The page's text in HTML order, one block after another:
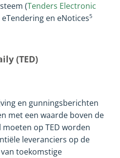
(Tenders Electronic
en eNotices5
(TED)
en gunningsberichten
met een waarde boven de
op TED worden
leveranciers op de
toekomstige